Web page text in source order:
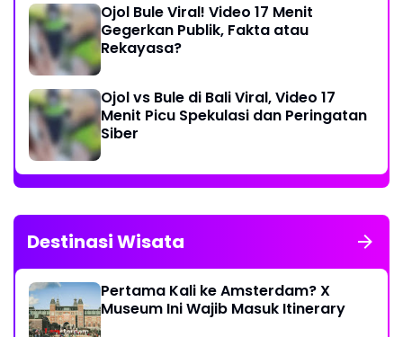
Ojol Bule Viral! Video 17 Menit
Gegerkan Publik, Fakta atau
Rekayasa?
Ojol vs Bule di Bali Viral, Video 17
Menit Picu Spekulasi dan Peringatan
Siber
Destinasi Wisata
Pertama Kali ke Amsterdam? X
Museum Ini Wajib Masuk Itinerary